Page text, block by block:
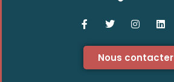
Nous contacter